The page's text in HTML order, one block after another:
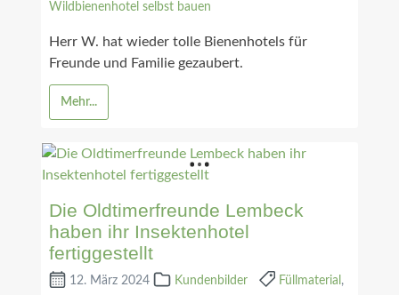
Wildbienenhotel selbst bauen
Herr W. hat wieder tolle Bienenhotels für
Freunde und Familie gezaubert.
Mehr...
Die Oldtimerfreunde Lembeck
haben ihr Insektenhotel
fertiggestellt
12. März 2024 Kundenbilder Füllmaterial ,